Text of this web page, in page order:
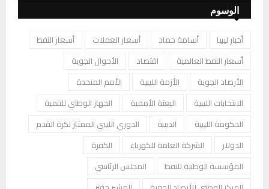
الوسوم
أخبار ليبيا أسامة حماد أسعار العملات
أسعار النفط
أسعار النفط العالمية
اقتصاد
الأحوال الجوية
الأرصاد الجوية
الأزمة الليبية
الأمم المتحدة
الانتخابات الليبية
البعثة الأممية
الجهاز الوطني للتنمية
الحكومة الليبية
الدبيبة
الدوري الليبي الممتاز لكرة القدم
الدولار
الشركة العامة للكهرباء
الكفرة
المؤسسة الوطنية للنفط
المجلس الرئاسي